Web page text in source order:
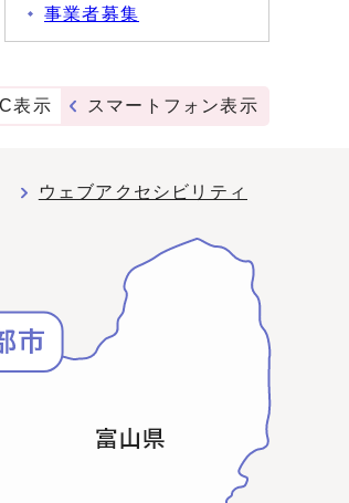
事業者募集
表示 スマートフォン表示
ウェブアクセシビリティ